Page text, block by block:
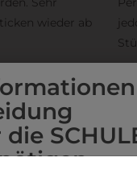
wieder ab